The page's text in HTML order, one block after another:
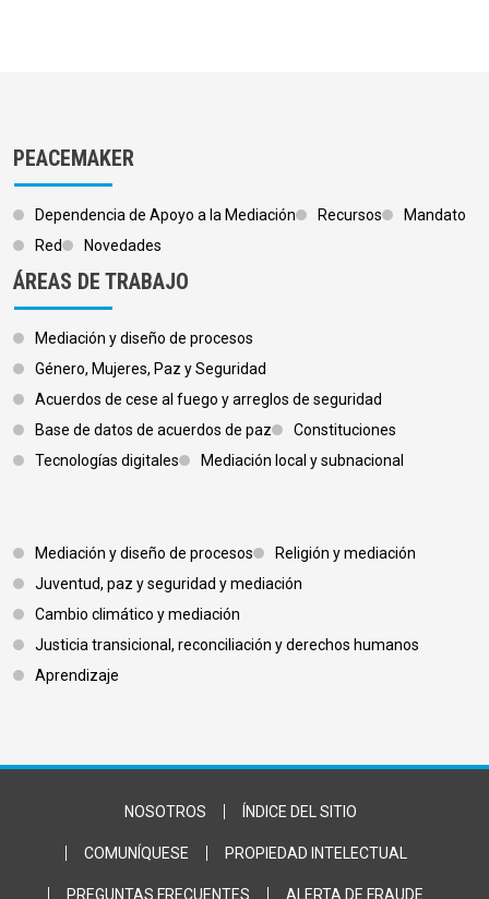
PEACEMAKER
Dependencia de Apoyo a la Mediación Recursos
Mandato
Red
Novedades
ÁREAS DE TRABAJO
Mediación y diseño de procesos
Género, Mujeres, Paz y Seguridad
Acuerdos de cese al fuego y arreglos de seguridad
Base de datos de acuerdos de paz
Constituciones
Tecnologías digitales
Mediación local y subnacional
Footer 3
Mediación y diseño de procesos
Religión y mediación
Juventud, paz y seguridad y mediación
Cambio climático y mediación
Justicia transicional, reconciliación y derechos humanos
Aprendizaje
Footer Bottom
NOSOTROS ÍNDICE DEL SITIO
COMUNÍQUESE PROPIEDAD INTELECTUAL
PREGUNTAS FRECUENTES ALERTA DE FRAUDE